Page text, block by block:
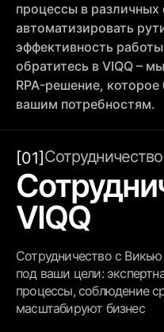
процессы в различных
автоматизировать
эффективность
обратитесь в VIQQ –
RPA-решение, которое
вашим потребностям.
[01]Сотрудничество
VIQQ
Сотрудничество с
под ваши цели:
процессы, соблюдение
масштабируют бизнес